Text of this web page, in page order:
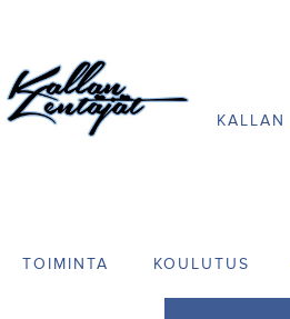
KALLAN
TOIMINTA KOULUTUS